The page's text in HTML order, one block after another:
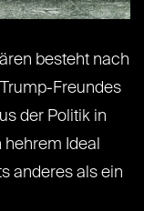
besteht nach
Freundes
der Politik in
hehrem Ideal
anderes als ein